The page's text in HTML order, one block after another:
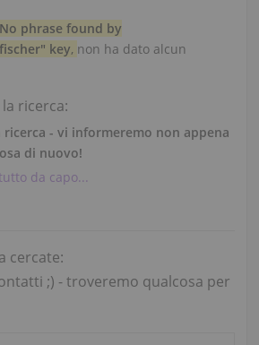
No phrase found by
key, non ha dato alcun
ricerca:
ricerca - vi informeremo non appena
di nuovo!
da capo...
cercate:
;) - troveremo qualcosa per